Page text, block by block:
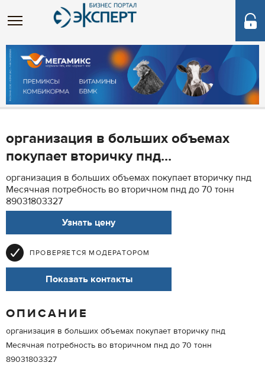
организация в больших объемах
покупает вторичку пнд...
организация в больших объемах покупает вторичку пнд
Месячная потребность во вторичном пнд до 70 тонн
89031803327
Узнать цену
ПРОВЕРЯЕТСЯ МОДЕРАТОРОМ
Показать контакты
ОПИСАНИЕ
организация в больших объемах покупает вторичку пнд
Месячная потребность во вторичном пнд до 70 тонн
89031803327